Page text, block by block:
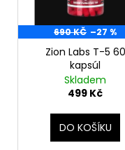
tr 690 KČ –27 %
Zion Labs T-5 60
kapsúl
Skladem
499 Kč
DO KOŠÍKU